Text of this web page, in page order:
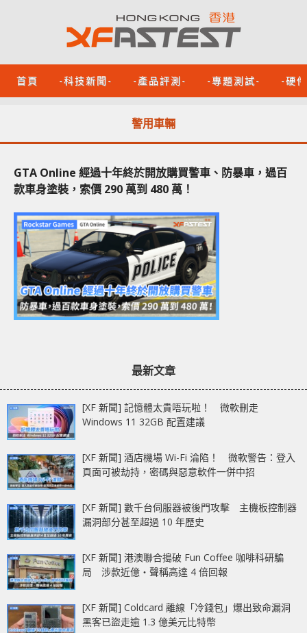
首頁 -科技新聞- -產品評測- -專題測試- -硬
警用車輛
GTA Online 經過十年終於開放購買警車、防暴車，過百
款車身塗裝，索價 290 萬到 480 萬！
最新文章
[XF 新聞] 記憶體太貴唔玩啦！ 微軟刪走
Windows 11 32GB 配置建議
[XF 新聞] 酒店機場 Wi-Fi 淪陷！ 微軟警告：登入
頁面可被劫持，密碼與惡意軟件一併中招
[XF 新聞] 數千台伺服器被後門攻擊 主機板控制器
漏洞部分甚至超過 10 年歷史
[XF 新聞] 港澳聯合搗破 Fun Coffee 咖啡科研騙
局 涉款近億‧聲稱高達 4 倍回報
[XF 新聞] Coldcard 離線「冷錢包」爆出致命漏洞
黑客已盜走逾 1.3 億美元比特幣